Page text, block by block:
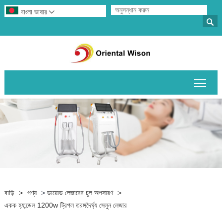

বাংলা ভাষার 
বাড়ি > পণ্য > ডায়োড লেজারের চুল অপসারণ >
একক হ্যান্ডেল 1200w ট্রিপল তরঙ্গদৈর্ঘ্য সেলুন লেজার